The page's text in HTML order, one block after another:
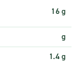
16 g
g
1.4 g